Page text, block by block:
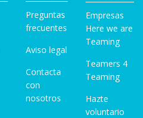
Preguntas
frecuentes
Aviso legal
Contacta
con
nosotros
Empresas
Here we are
Teaming
Teamers 4
Teaming
Hazte
voluntario